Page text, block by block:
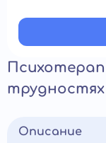
трудностях
Описание